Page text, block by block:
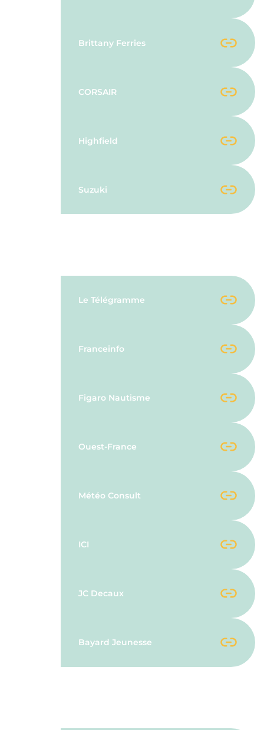
Le Télégramme
Franceinfo
Figaro Nautisme
Ouest-France
Météo Consult
ICI
JC Decaux
Bayard Jeunesse
Brittany Ferries
CORSAIR
Highfield
Suzuki